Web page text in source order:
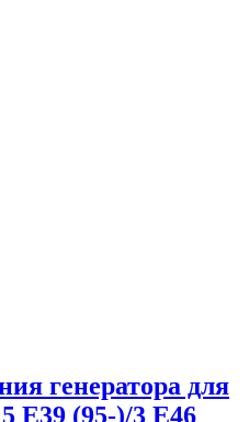
генератора для
E39 (95-)/3 E46